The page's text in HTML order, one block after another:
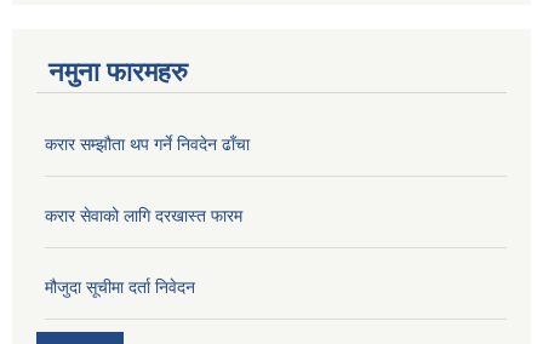
नमुना फारमहरु
करार सम्झौता थप गर्ने निवदेन ढाँचा
करार सेवाको लागि दरखास्त फारम
मौजुदा सूचीमा दर्ता निवेदन